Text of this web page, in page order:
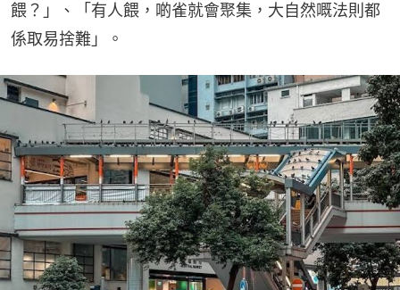
餵？」、「有人餵，啲雀就會聚集，大自然嘅法則都
係取易捨難」。